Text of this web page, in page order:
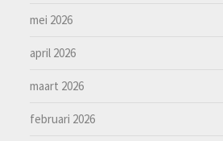
mei 2026
april 2026
maart 2026
februari 2026